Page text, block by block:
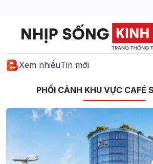
Xem nhiềuTin mới
PHỐI CẢNH KHU VỰC CAFÉ